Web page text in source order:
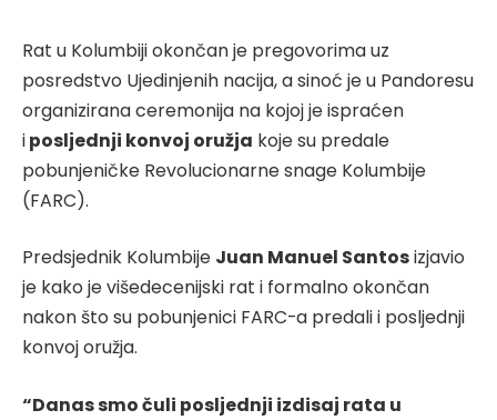
Rat u Kolumbiji okončan je pregovorima uz
posredstvo Ujedinjenih nacija, a sinoć je u Pandoresu
organizirana ceremonija na kojoj je ispraćen
iposljednji konvoj oružja koje su predale
pobunjeničke Revolucionarne snage Kolumbije
(FARC).
Predsjednik Kolumbije Juan Manuel Santosizjavio
je kako je višedecenijski rat i formalno okončan
nakon što su pobunjenici FARC-a predali i posljednji
konvoj oružja.
“Danas smo čuli posljednji izdisaj rata u